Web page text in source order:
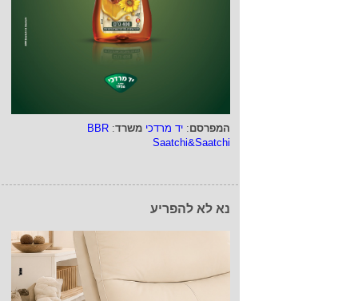
המפרסם: יד מרדכי משרד:
BBR
Saatchi&Saatchi
נא לא להפריע